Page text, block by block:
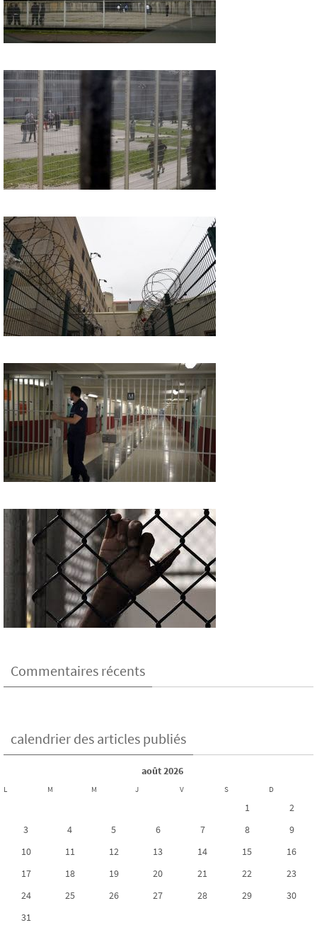
Commentaires récents
calendrier des articles publiés
août 2026
L M M J V S D
1
2
3
4 5 6 7 8
9
10
11 12 13 14 15
16
17
18 19 20 21 22
23
24
25 26 27 28 29
30
31